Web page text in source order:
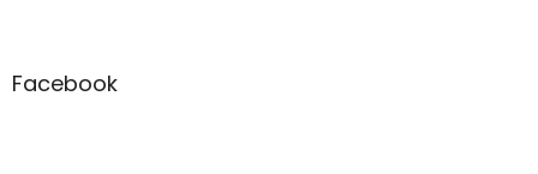
aFacebook